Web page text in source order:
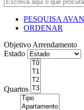
PESQUISA
ORDENAR
Objetivo Arrendamento
Estado
Quartos